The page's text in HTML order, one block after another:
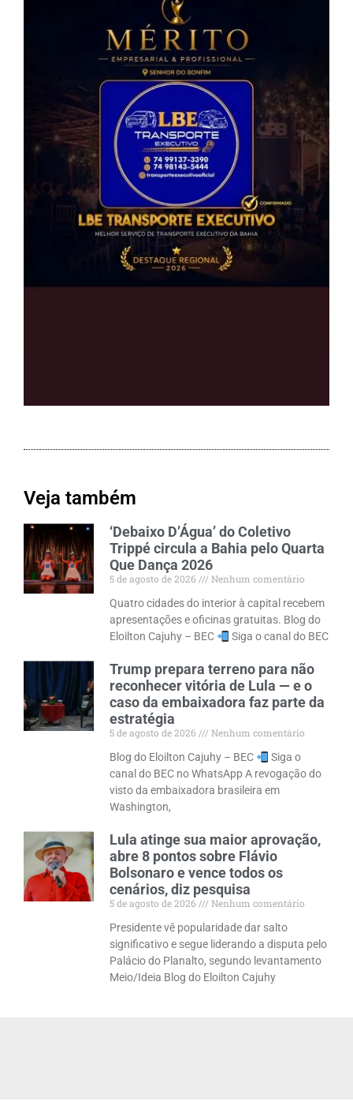
Veja também
‘Debaixo D’Água’ do Coletivo
Trippé circula a Bahia pelo Quarta
Que Dança 2026
5 de agosto de 2026
Nenhum comentário
Quatro cidades do interior à capital recebem
apresentações e oficinas gratuitas. Blog do
Eloilton Cajuhy – BEC
Siga o canal do BEC
Trump prepara terreno para não
reconhecer vitória de Lula — e o
caso da embaixadora faz parte da
estratégia
5 de agosto de 2026
Nenhum comentário
Blog do Eloilton Cajuhy – BEC
Siga o
canal do BEC no WhatsApp A revogação do
visto da embaixadora brasileira em
Washington,
Lula atinge sua maior aprovação,
abre 8 pontos sobre Flávio
Bolsonaro e vence todos os
cenários, diz pesquisa
5 de agosto de 2026
Nenhum comentário
Presidente vê popularidade dar salto
significativo e segue liderando a disputa pelo
Palácio do Planalto, segundo levantamento
Meio/Ideia Blog do Eloilton Cajuhy